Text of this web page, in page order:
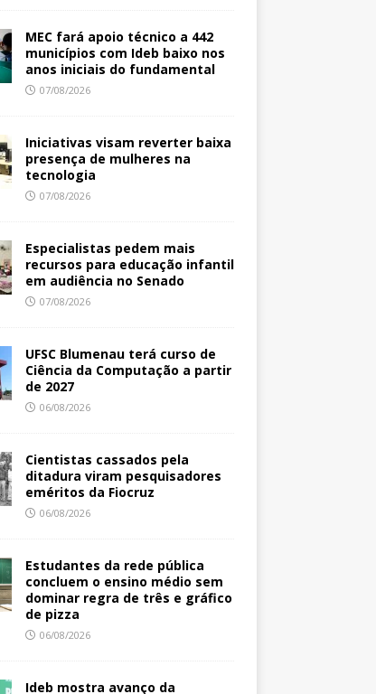
MEC fará apoio técnico a 442
municípios com Ideb baixo nos
anos iniciais do fundamental
07/08/2026
Iniciativas visam reverter baixa
presença de mulheres na
tecnologia
07/08/2026
Especialistas pedem mais
recursos para educação infantil
em audiência no Senado
07/08/2026
UFSC Blumenau terá curso de
Ciência da Computação a partir
de 2027
06/08/2026
Cientistas cassados pela
ditadura viram pesquisadores
eméritos da Fiocruz
06/08/2026
Estudantes da rede pública
concluem o ensino médio sem
dominar regra de três e gráfico
de pizza
06/08/2026
Ideb mostra avanço da